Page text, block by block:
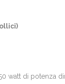
watt di potenza